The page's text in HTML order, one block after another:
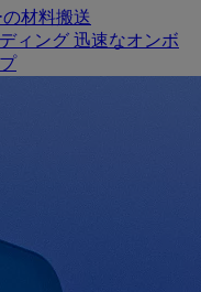
材料搬送
ィング 迅速なオンボ